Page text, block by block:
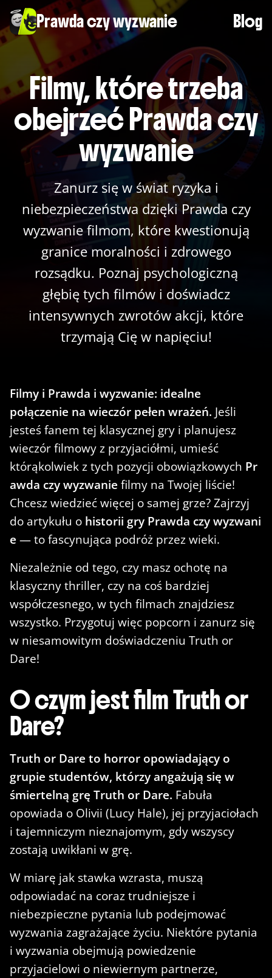
Prawda czy wyzwanie Blog
Filmy, które trzeba
obejrzeć Prawda czy
wyzwanie
Zanurz się w świat ryzyka i
niebezpieczeństwa dzięki Prawda czy
wyzwanie filmom, które kwestionują
granice moralności i zdrowego
rozsądku. Poznaj psychologiczną
głębię tych filmów i doświadcz
intensywnych zwrotów akcji, które
trzymają Cię w napięciu!
Filmy i Prawda i wyzwanie: idealne
połączenie na wieczór pełen wrażeń. Jeśli
jesteś fanem tej klasycznej gry i planujesz
wieczór filmowy z przyjaciółmi, umieść
którąkolwiek z tych pozycji obowiązkowych Pr
awda czy wyzwanie filmy na Twojej liście!
Chcesz wiedzieć więcej o samej grze? Zajrzyj
do artykułu o historii gry Prawda czy wyzwani
e — to fascynująca podróż przez wieki.
Niezależnie od tego, czy masz ochotę na
klasyczny thriller, czy na coś bardziej
współczesnego, w tych filmach znajdziesz
wszystko. Przygotuj więc popcorn i zanurz się
w niesamowitym doświadczeniu Truth or
Dare!
O czym jest film Truth or
Dare?
Truth or Dare to horror opowiadający o
grupie studentów, którzy angażują się w
śmiertelną grę Truth or Dare. Fabuła
opowiada o Olivii (Lucy Hale), jej przyjaciołach
i tajemniczym nieznajomym, gdy wszyscy
zostają uwikłani w grę.
W miarę jak stawka wzrasta, muszą
odpowiadać na coraz trudniejsze i
niebezpieczne pytania lub podejmować
wyzwania zagrażające życiu. Niektóre pytania
i wyzwania obejmują powiedzenie
przyjacielowi o niewiernym partnerze,